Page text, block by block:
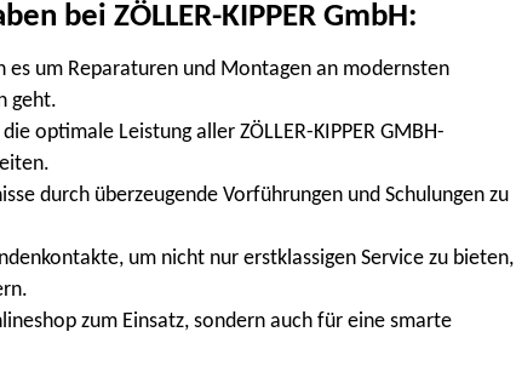
bei ZÖLLER-KIPPER GmbH:
um Reparaturen und Montagen an modernsten
geht.
optimale Leistung aller ZÖLLER-KIPPER GMBH-
durch überzeugende Vorführungen und Schulungen zu
um nicht nur erstklassigen Service zu bieten,
zum Einsatz, sondern auch für eine smarte